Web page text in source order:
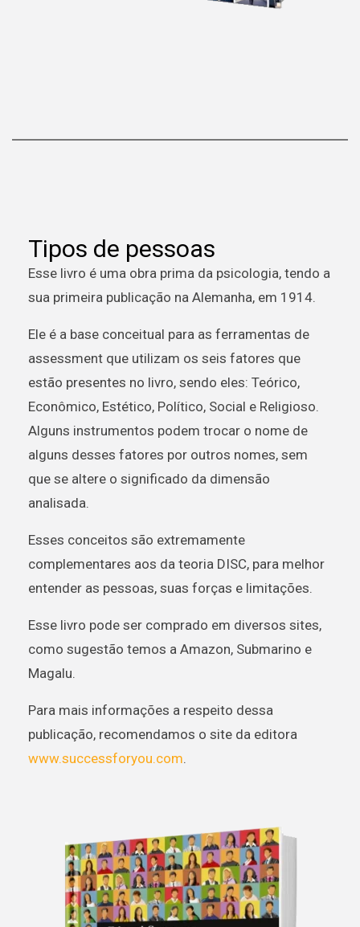
Tipos de pessoas
Esse livro é uma obra prima da psicologia, tendo a
sua primeira publicação na Alemanha, em 1914.
Ele é a base conceitual para as ferramentas de
assessment que utilizam os seis fatores que
estão presentes no livro, sendo eles: Teórico,
Econômico, Estético, Político, Social e Religioso.
Alguns instrumentos podem trocar o nome de
alguns desses fatores por outros nomes, sem
que se altere o significado da dimensão
analisada.
Esses conceitos são extremamente
complementares aos da teoria DISC, para melhor
entender as pessoas, suas forças e limitações.
Esse livro pode ser comprado em diversos sites,
como sugestão temos a Amazon, Submarino e
Magalu.
Para mais informações a respeito dessa
publicação, recomendamos o site da editora
www.successforyou.com.